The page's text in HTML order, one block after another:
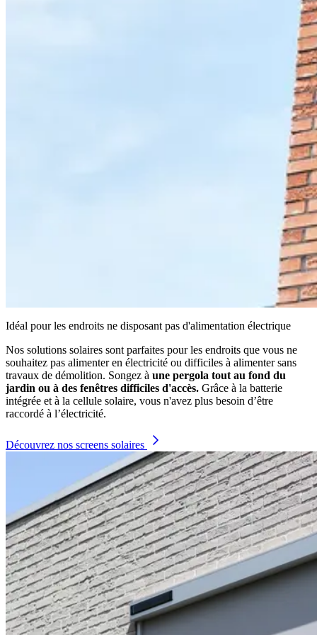
Idéal pour les endroits ne disposant pas d'alimentation électrique
Nos solutions solaires sont parfaites pour les endroits que vous ne
souhaitez pas alimenter en électricité ou difficiles à alimenter sans
travaux de démolition. Songez à une pergola tout au fond du
jardin ou à des fenêtres difficiles d'accès. Grâce à la batterie
intégrée et à la cellule solaire, vous n'avez plus besoin d’être
raccordé à l’électricité.
Découvrez nos screens solaires